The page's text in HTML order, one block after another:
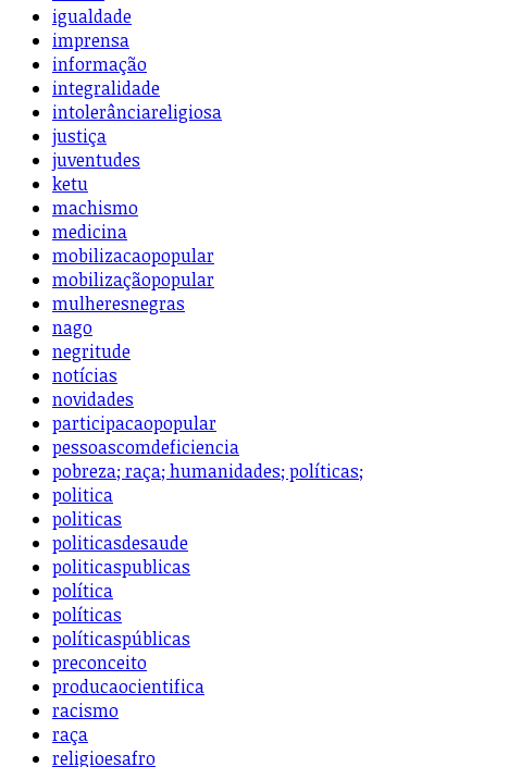
igualdade
imprensa
informação
integralidade
intolerânciareligiosa
justiça
juventudes
ketu
machismo
medicina
mobilizacaopopular
mobilizaçãopopular
mulheresnegras
nago
negritude
notícias
novidades
participacaopopular
pessoascomdeficiencia
pobreza; raça; humanidades; políticas;
politica
politicas
politicasdesaude
politicaspublicas
política
políticas
políticaspúblicas
preconceito
producaocientifica
racismo
raça
religioesafro